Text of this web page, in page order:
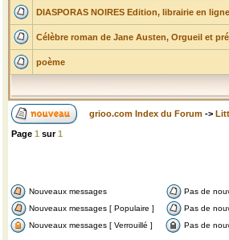
DIASPORAS NOIRES Edition, librairie en
Célèbre roman de Jane Austen, Orgueil et
poème
grioo.com Index du Forum ->
Page 1 sur1
Nouveaux messages Pas de
Nouveaux messages [ Populaire ]
Pas de
Nouveaux messages [ Verrouillé ]
Pas de